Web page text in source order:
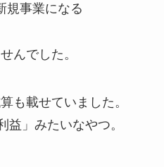
規事業になる
んでした。
も載せていました。
益」みたいなやつ。